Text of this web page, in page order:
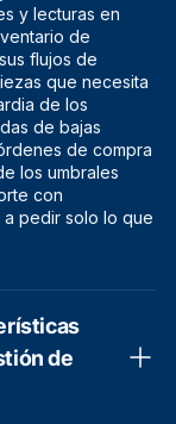
y lecturas en
de
flujos de
que necesita
de los
de bajas
de compra
los umbrales
con
pedir solo lo que
de